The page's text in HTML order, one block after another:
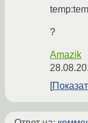
?
Amazik